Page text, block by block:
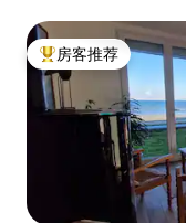
热门「房客推荐」
房客推荐